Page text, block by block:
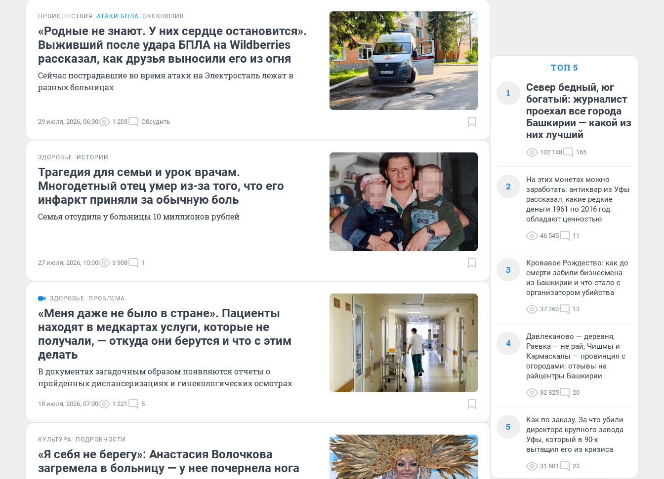
ПРОИСШЕСТВИЯ АТАКИ БПЛА ЭКСКЛЮЗИВ
«Родные не знают. У них сердце остановится».
Выживший после удара БПЛА на Wildberries
рассказал, как друзья выносили его из огня
Сейчас пострадавшие во время атаки на Электросталь лежат в
разных больницах
29 июля, 2026, 06:30 1 203 Обсудить
ЗДОРОВЬЕ ИСТОРИИ
Трагедия для семьи и урок врачам.
Многодетный отец умер из-за того, что его
инфаркт приняли за обычную боль
Семья отсудила у больницы 10 миллионов рублей
27 июля, 2026, 10:00 3 908 1
ЗДОРОВЬЕ ПРОБЛЕМА
«Меня даже не было в стране». Пациенты
находят в медкартах услуги, которые не
получали, — откуда они берутся и что с этим
делать
В документах загадочным образом появляются отчеты о
пройденных диспансеризациях и гинекологических осмотрах
18 июля, 2026, 07:00 1 221 5
КУЛЬТУРА ПОДРОБНОСТИ
«Я себя не берегу»: Анастасия Волочкова
загремела в больницу — у нее почернела нога
ТОП 5
1
Север бедный, юг
богатый: журналист
проехал все города
Башкирии — какой из
них лучший
102 148 165
2
На этих монетах можно
заработать: антиквар из Уфы
рассказал, какие редкие
деньги 1961 по 2016 год
обладают ценностью
46 545 11
3
Кровавое Рождество: как до
смерти забили бизнесмена
из Башкирии и что стало с
организатором убийства
37 260 13
4
Давлеканово — деревня,
Раевка — не рай, Чишмы и
Кармаскалы — провинция с
огородами: отзывы на
райцентры Башкирии
32 825 20
5
Как по заказу. За что убили
директора крупного завода
Уфы, который в 90-х
вытащил его из кризиса
31 601 23